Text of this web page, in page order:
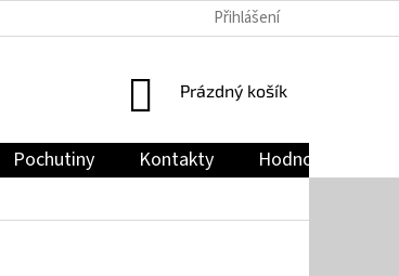
JAK NAKUPOVAT
Přihlášení
NÁKUPNÍ
Prázdný košík
Pochutiny Kontakty Hodnocení